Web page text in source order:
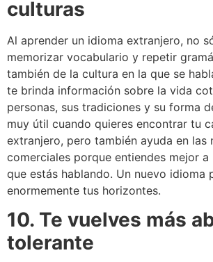
culturas
Al aprender un idioma extranjero, no
memorizar vocabulario y repetir
también de la cultura en la que se
te brinda información sobre la vida
personas, sus tradiciones y su forma
muy útil cuando quieres encontrar tu
extranjero, pero también ayuda en las
comerciales porque entiendes mejor a
que estás hablando. Un nuevo idioma
enormemente tus horizontes.
10. Te vuelves más
tolerante